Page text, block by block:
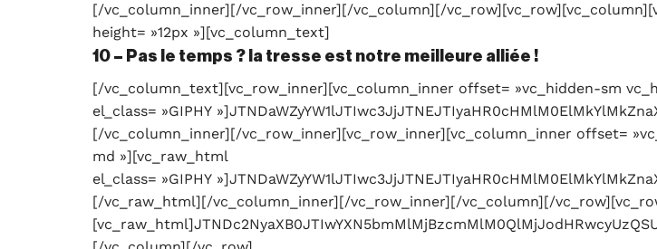
[/vc_column_inner][/vc_row_inner][/vc_column][/
height= »12px »][vc_column_text]
10 – Pas le temps ? la tresse est notre meilleure alliée !
[/vc_column_text][vc_row_inner][vc_column_inner offset= »vc_hidden-sm
el_class= »GIPHY
[/vc_column_inner][/vc_row_inner][vc_row_inner][vc_column_inner offset=
md »][vc_raw_html
el_class= »GIPHY
[/vc_raw_html][/vc_column_inner][/vc_row_inner][/vc_column][/